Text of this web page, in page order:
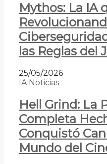
Mythos: La IA
las Reglas del
25/05/2026
IA Noticias
Hell Grind: La
Completa
Conquistó
Mundo del